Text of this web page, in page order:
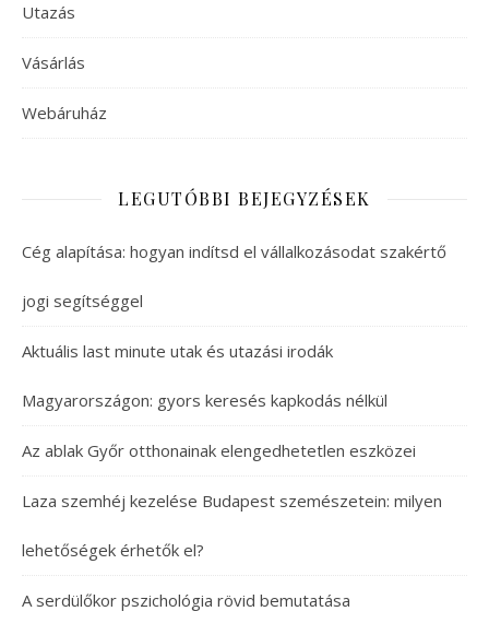
Utazás
Vásárlás
Webáruház
LEGUTÓBBI BEJEGYZÉSEK
Cég alapítása: hogyan indítsd el vállalkozásodat szakértő
jogi segítséggel
Aktuális last minute utak és utazási irodák
Magyarországon: gyors keresés kapkodás nélkül
Az ablak Győr otthonainak elengedhetetlen eszközei
Laza szemhéj kezelése Budapest szemészetein: milyen
lehetőségek érhetők el?
A serdülőkor pszichológia rövid bemutatása